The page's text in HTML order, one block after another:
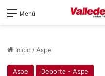
Menú
Inicio / Aspe
Aspe Deporte - Aspe